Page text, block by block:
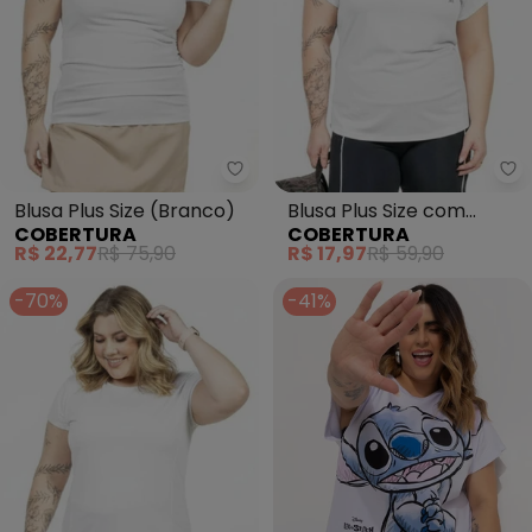
Cobertura - Blusa Plus Size
Blusa Plus Size (Branco)
COBERTURA
R$ 22,77R$ 75,90
Blusa Plus Size com
Estampa (Branco)
COBERTURA
R$ 17,97R$ 59,90
-70%
-41%